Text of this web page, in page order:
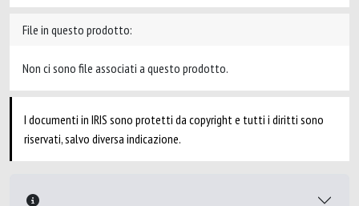
File in questo prodotto:
Non ci sono file associati a questo prodotto.
I documenti in IRIS sono protetti da copyright e tutti i diritti sono
riservati, salvo diversa indicazione.